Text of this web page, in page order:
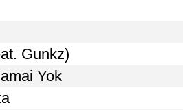
Gunkz)
Yok